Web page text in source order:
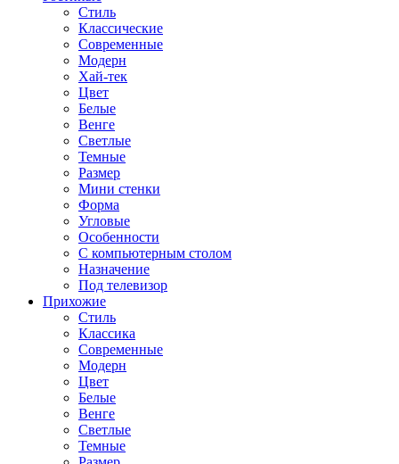
Стиль
Классические
Современные
Модерн
Хай-тек
Цвет
Белые
Венге
Светлые
Темные
Размер
Мини стенки
Форма
Угловые
Особенности
С компьютерным столом
Назначение
Под телевизор
Прихожие
Стиль
Классика
Современные
Модерн
Цвет
Белые
Венге
Светлые
Темные